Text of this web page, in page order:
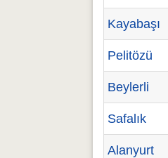
Kayabaşı
Pelitözü
Beylerli
Safalık
Alanyurt